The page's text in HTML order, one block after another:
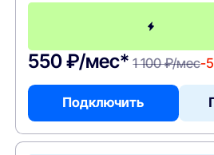
550 ₽/мес* 1 100 ₽/мес-
Подключить